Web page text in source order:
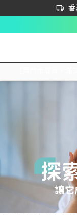
香
立
首次
Tag:敷面